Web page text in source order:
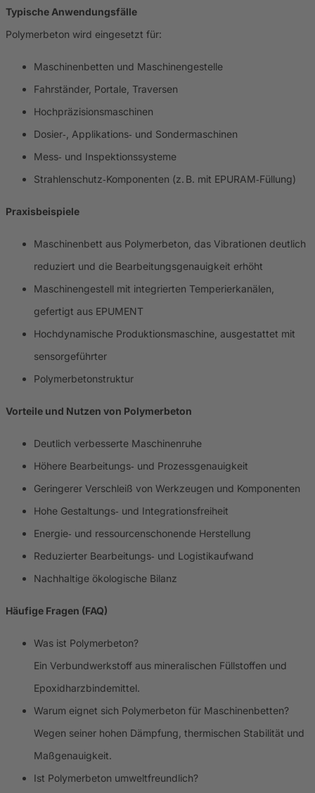
Typische Anwendungsfälle
Polymerbeton wird eingesetzt für:
Maschinenbetten und Maschinengestelle
Fahrständer, Portale, Traversen
Hochpräzisionsmaschinen
Dosier‑, Applikations‑ und Sondermaschinen
Mess‑ und Inspektionssysteme
Strahlenschutz‑Komponenten (z. B. mit EPURAM‑Füllung)
Praxisbeispiele
Maschinenbett aus Polymerbeton, das Vibrationen deutlich
reduziert und die Bearbeitungsgenauigkeit erhöht
Maschinengestell mit integrierten Temperierkanälen,
gefertigt aus EPUMENT
Hochdynamische Produktionsmaschine, ausgestattet mit
sensorgeführter
Polymerbetonstruktur
Vorteile und Nutzen von Polymerbeton
Deutlich verbesserte Maschinenruhe
Höhere Bearbeitungs‑ und Prozessgenauigkeit
Geringerer Verschleiß von Werkzeugen und Komponenten
Hohe Gestaltungs‑ und Integrationsfreiheit
Energie‑ und ressourcenschonende Herstellung
Reduzierter Bearbeitungs‑ und Logistikaufwand
Nachhaltige ökologische Bilanz
Häufige Fragen (FAQ)
Was ist Polymerbeton?
Ein Verbundwerkstoff aus mineralischen Füllstoffen und
Epoxidharzbindemittel.
Warum eignet sich Polymerbeton für Maschinenbetten?
Wegen seiner hohen Dämpfung, thermischen Stabilität und
Maßgenauigkeit.
Ist Polymerbeton umweltfreundlich?